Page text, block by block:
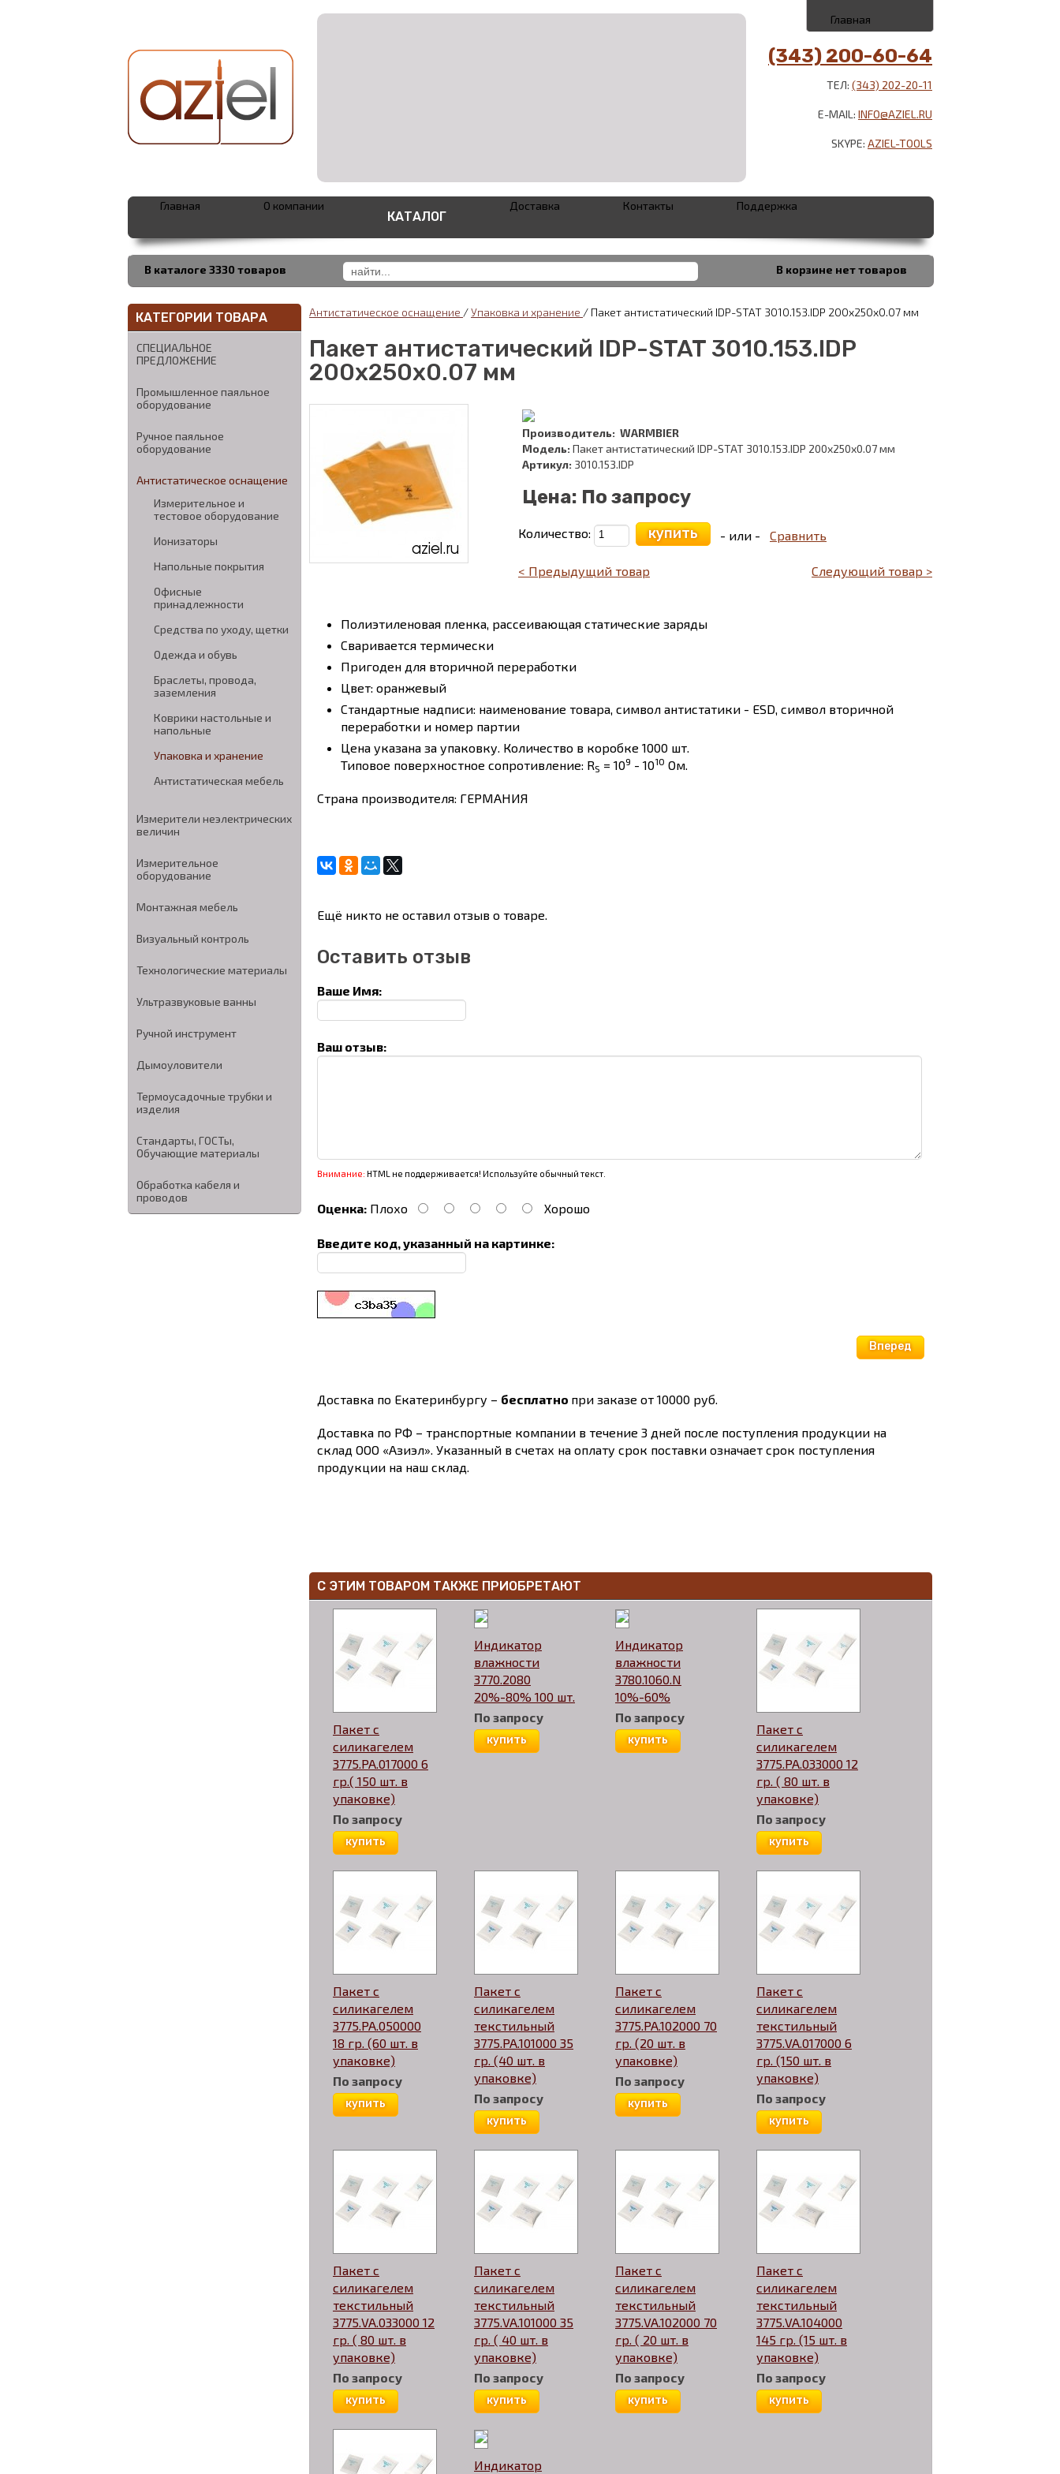
Главная
(343) 200-60-64
ТЕЛ: (343) 202-20-11
E-MAIL: INFO@AZIEL.RU
SKYPE: AZIEL-TOOLS
В каталоге 3330 товаров В корзине нет товаров
Главная О компании
КАТАЛОГ
Доставка Контакты Поддержка
КАТЕГОРИИ ТОВАРА
СПЕЦИАЛЬНОЕ
ПРЕДЛОЖЕНИЕ
Промышленное паяльное
оборудование
Ручное паяльное
оборудование
Антистатическое оснащение
Измерительное и
тестовое оборудование
Ионизаторы
Напольные покрытия
Офисные
принадлежности
Средства по уходу, щетки
Одежда и обувь
Браслеты, провода,
заземления
Коврики настольные и
напольные
Упаковка и хранение
Антистатическая мебель
Измерители неэлектрических
величин
Измерительное
оборудование
Монтажная мебель
Визуальный контроль
Технологические материалы
Ультразвуковые ванны
Ручной инструмент
Дымоуловители
Термоусадочные трубки и
изделия
Стандарты, ГОСТы,
Обучающие материалы
Обработка кабеля и
проводов
Антистатическое оснащение /Упаковка и хранение / Пакет антистатический IDP-STAT 3010.153.IDP 200x250х0.07 мм
Пакет антистатический IDP-STAT 3010.153.IDP
200x250х0.07 мм
Производитель: WARMBIER
Модель: Пакет антистатический IDP-STAT 3010.153.IDP 200x250х0.07 мм
Артикул: 3010.153.IDP
Цена: По запросу
Количество: купить - или - Сравнить
< Предыдущий товар Следующий товар >
Полиэтиленовая пленка, рассеивающая статические заряды
Сваривается термически
Пригоден для вторичной переработки
Цвет: оранжевый
Cтандартные надписи: наименование товара, символ антистатики - ESD, символ вторичной
переработки и номер партии
Цена указана за упаковку. Количество в коробке 1000 шт.
Типовое поверхностное сопротивление: RS = 109 - 1010 Ом.
Страна производителя: ГЕРМАНИЯ
Ещё никто не оставил отзыв о товаре.
Оставить отзыв
Ваше Имя:
Ваш отзыв:
Внимание: HTML не поддерживается! Используйте обычный текст.
Оценка: Плохо Хорошо
Введите код, указанный на картинке:
Вперед
Доставка по Екатеринбургу – бесплатно при заказе от 10000 руб.
Доставка по РФ – транспортные компании в течение 3 дней после поступления продукции на
склад ООО «Азиэл». Указанный в счетах на оплату срок поставки означает срок поступления
продукции на наш склад.
С ЭТИМ ТОВАРОМ ТАКЖЕ ПРИОБРЕТАЮТ
Пакет с
силикагелем
3775.PA.017000 6
гр.( 150 шт. в
упаковке)
По запросу
купить
Индикатор
влажности
3770.2080
20%-80% 100 шт.
По запросу
купить
Индикатор
влажности
3780.1060.N
10%-60%
По запросу
купить
Пакет с
силикагелем
3775.PA.033000 12
гр. ( 80 шт. в
упаковке)
По запросу
купить
Пакет с
силикагелем
3775.PA.050000
18 гр. (60 шт. в
упаковке)
По запросу
купить
Пакет с
силикагелем
текстильный
3775.PA.101000 35
гр. (40 шт. в
упаковке)
По запросу
купить
Пакет с
силикагелем
3775.PA.102000 70
гр. (20 шт. в
упаковке)
По запросу
купить
Пакет с
силикагелем
текстильный
3775.VA.017000 6
гр. (150 шт. в
упаковке)
По запросу
купить
Пакет с
силикагелем
текстильный
3775.VA.033000 12
гр. ( 80 шт. в
упаковке)
По запросу
купить
Пакет с
силикагелем
текстильный
3775.VA.101000 35
гр. ( 40 шт. в
упаковке)
По запросу
купить
Пакет с
силикагелем
текстильный
3775.VA.102000 70
гр. ( 20 шт. в
упаковке)
По запросу
купить
Пакет с
силикагелем
текстильный
3775.VA.104000
145 гр. (15 шт. в
упаковке)
По запросу
купить
Индикатор